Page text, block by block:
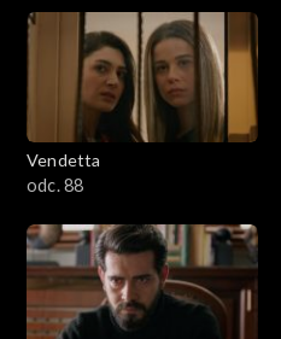
Vendetta
odc. 88